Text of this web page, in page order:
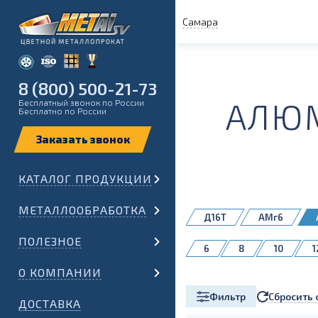
Самара
8 (800) 500-21-73
Бесплатный звонок по России
Бесплатно по России
КАТАЛОГ ПРОДУКЦИИ
МЕТАЛЛООБРАБОТКА
ПОЛЕЗНОЕ
О КОМПАНИИ
ДОСТАВКА
Д16Т АМг6
В95Т1
группа АМц
6 8 10
210
220 230
Фильтр Сбросить